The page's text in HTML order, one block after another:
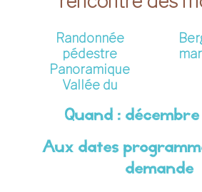
Randonnée
pédestre
Panoramique
Vallée du
Quand :
Aux dates
demande